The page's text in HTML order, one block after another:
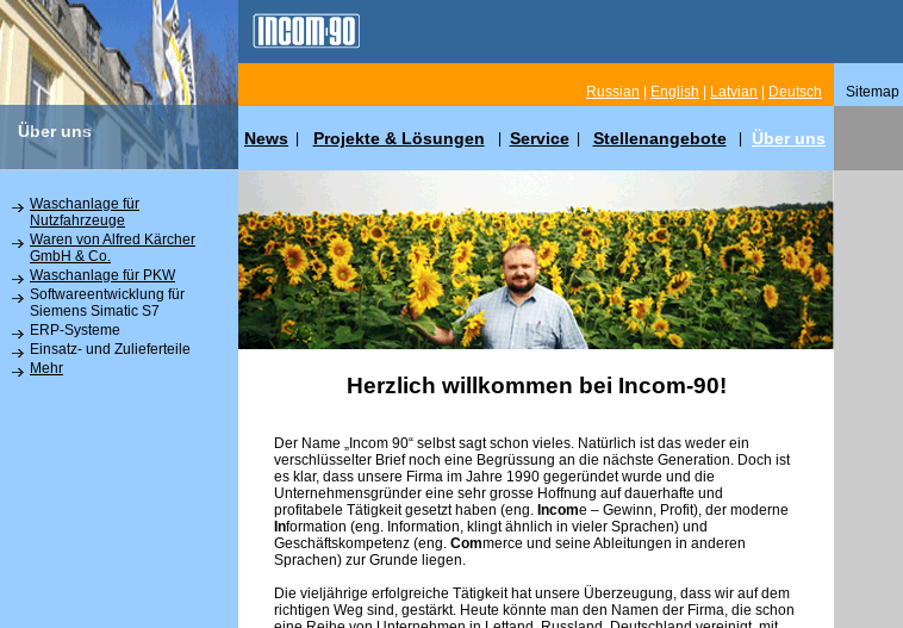
Über uns
Russian English Latvian Deutsch Sitemap |
News Projekte & Lösungen Service Stellenangebote Über uns
Waschanlage für
Nutzfahrzeuge
Waren von Alfred Kärcher
GmbH & Co.
Waschanlage für PKW
Softwareentwicklung für
Siemens Simatic S7
ERP-Systeme
Einsatz- und Zulieferteile
Mehr
Herzlich willkommen bei Incom-90!
Der Name „Incom 90“ selbst sagt schon vieles. Natürlich ist das weder ein
verschlüsselter Brief noch eine Begrüssung an die nächste Generation. Doch ist
es klar, dass unsere Firma im Jahre 1990 gegeründet wurde und die
Unternehmensgründer eine sehr grosse Hoffnung auf dauerhafte und
profitabele Tätigkeit gesetzt haben (eng. Income – Gewinn, Profit), der moderne
Information (eng. Information, klingt ähnlich in vieler Sprachen) und
Geschäftskompetenz (eng. Commerce und seine Ableitungen in anderen
Sprachen) zur Grunde liegen.
Die vieljährige erfolgreiche Tätigkeit hat unsere Überzeugung, dass wir auf dem
richtigen Weg sind, gestärkt. Heute könnte man den Namen der Firma, die schon